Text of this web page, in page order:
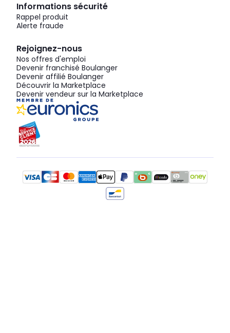
Informations sécurité
Rappel produit
Alerte fraude
Rejoignez-nous
Nos offres d'emploi
Devenir franchisé Boulanger
Devenir affilié Boulanger
Découvrir la Marketplace
Devenir vendeur sur la Marketplace